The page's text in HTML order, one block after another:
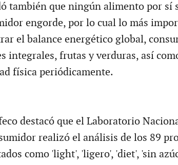
también que ningún alimento por sí
engorde, por lo cual lo más
el balance energético global,
integrales, frutas y verduras, así
física periódicamente.
destacó que el Laboratorio
realizó el análisis de los 89
como 'light', 'ligero', 'diet', 'sin